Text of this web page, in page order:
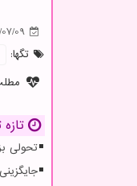
09
تگها:
تحولی
جایگزینی انسان